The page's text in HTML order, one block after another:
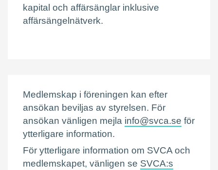
kapital och affärsänglar inklusive
affärsängelnätverk.
Medlemskap i föreningen kan efter
ansökan beviljas av styrelsen. För
ansökan vänligen mejla info@svca.se för
ytterligare information.
För ytterligare information om SVCA och
medlemskapet, vänligen se SVCA:s